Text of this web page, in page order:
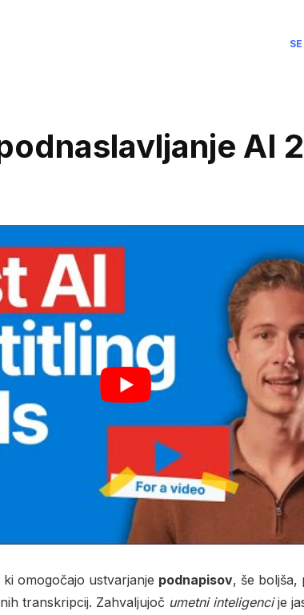
Hrvatski
српски
AI
omogočajo ustvarjanje podnapisov, še boljša,
transkripcij. Zahvaljujoč umetni inteligencije